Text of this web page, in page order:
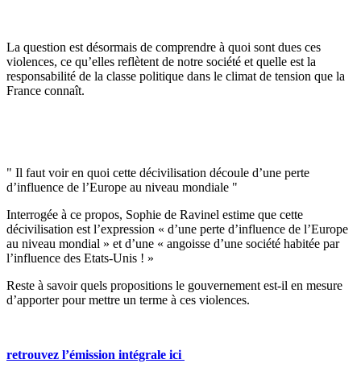
La question est désormais de comprendre à quoi sont dues ces
violences, ce qu’elles reflètent de notre société et quelle est la
responsabilité de la classe politique dans le climat de tension que la
France connaît.
Il faut voir en quoi cette décivilisation découle d’une perte
d’influence de l’Europe au niveau mondiale
Interrogée à ce propos, Sophie de Ravinel estime que cette
décivilisation est l’expression « d’une perte d’influence de l’Europe
au niveau mondial » et d’une « angoisse d’une société habitée par
l’influence des Etats-Unis ! »
Reste à savoir quels propositions le gouvernement est-il en mesure
d’apporter pour mettre un terme à ces violences.
retrouvez l’émission intégrale ici